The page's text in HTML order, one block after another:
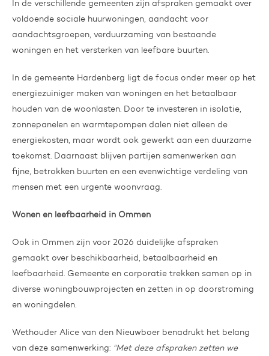
In de verschillende gemeenten zijn afspraken gemaakt over
voldoende sociale huurwoningen, aandacht voor
aandachtsgroepen, verduurzaming van bestaande
woningen en het versterken van leefbare buurten.
In de gemeente Hardenberg ligt de focus onder meer op het
energiezuiniger maken van woningen en het betaalbaar
houden van de woonlasten. Door te investeren in isolatie,
zonnepanelen en warmtepompen dalen niet alleen de
energiekosten, maar wordt ook gewerkt aan een duurzame
toekomst. Daarnaast blijven partijen samenwerken aan
fijne, betrokken buurten en een evenwichtige verdeling van
mensen met een urgente woonvraag.
Wonen en leefbaarheid in Ommen
Ook in Ommen zijn voor 2026 duidelijke afspraken
gemaakt over beschikbaarheid, betaalbaarheid en
leefbaarheid. Gemeente en corporatie trekken samen op in
diverse woningbouwprojecten en zetten in op doorstroming
en woningdelen.
Wethouder Alice van den Nieuwboer benadrukt het belang
van deze samenwerking: “Met deze afspraken zetten we